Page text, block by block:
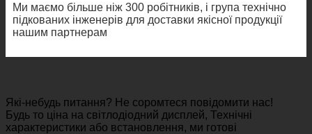
Ми маємо більше ніж 300 робітників, і група технічно
підкованих інженерів для доставки якісної продукції
нашим партнерам
Які-небудь питання? Не соромтеся повідомити нас!
Будь то ціна на світлодіодний дисплей, Технічні
характеристики або встановлення, ми готові